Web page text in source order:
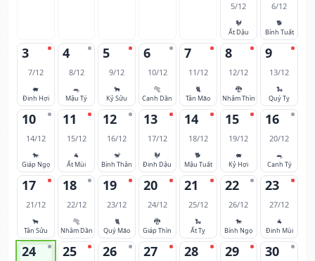
5/12
🐓
Ất Dậu
6/12
🐕
Bính Tuất
3
7/12
🐖
Đinh Hợi
4
8/12
🐀
Mậu Tý
5
9/12
🐂
Kỷ Sửu
6
10/12
🐅
Canh Dần
7
11/12
🐈
Tân Mão
8
12/12
🐉
Nhâm Thìn
9
13/12
🐍
Quý Tỵ
10
14/12
🐎
Giáp Ngọ
11
15/12
🐐
Ất Mùi
12
16/12
🐒
Bính Thân
13
17/12
🐓
Đinh Dậu
14
18/12
🐕
Mậu Tuất
15
19/12
🐖
Kỷ Hợi
16
20/12
🐀
Canh Tý
17
21/12
🐂
Tân Sửu
18
22/12
🐅
Nhâm Dần
19
23/12
🐈
Quý Mão
20
24/12
🐉
Giáp Thìn
21
25/12
🐍
Ất Tỵ
22
26/12
🐎
Bính Ngọ
23
27/12
🐐
Đinh Mùi
24 25 26 27 28 29 30